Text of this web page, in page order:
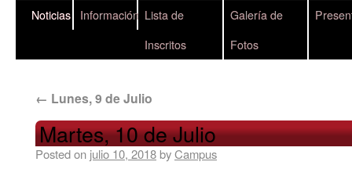
Noticias Información Lista de
Inscritos
Galería de
Fotos
← Lunes, 9 de Julio
Martes, 10 de Julio
Posted on julio 10, 2018byCampus